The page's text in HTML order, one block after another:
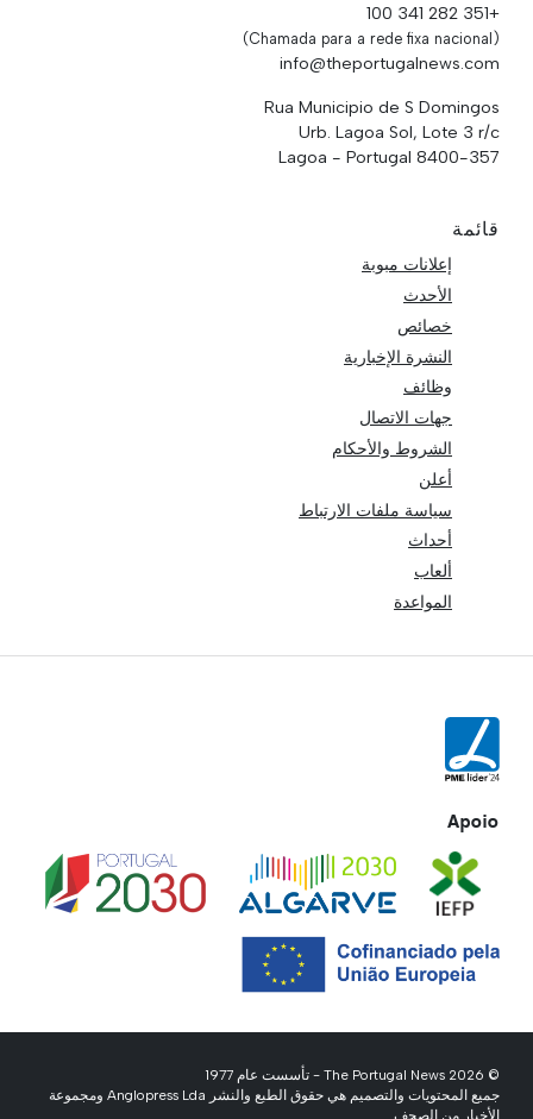
+351 282 341 100
(Chamada para a rede fixa nacional)
info@theportugalnews.com
Rua Municipio de S Domingos
Urb. Lagoa Sol, Lote 3 r/c
8400-357 Lagoa - Portugal
قائمة
إعلانات مبوبة
الأحدث
خصائص
النشرة الإخبارية
وظائف
جهات الاتصال
الشروط والأحكام
أعلن
سياسة ملفات الارتباط
أحداث
ألعاب
المواعدة
Apoio
© 2026 The Portugal News - تأسست عام 1977
جميع المحتويات والتصميم هي حقوق الطبع والنشر Anglopress Lda ومجموعة